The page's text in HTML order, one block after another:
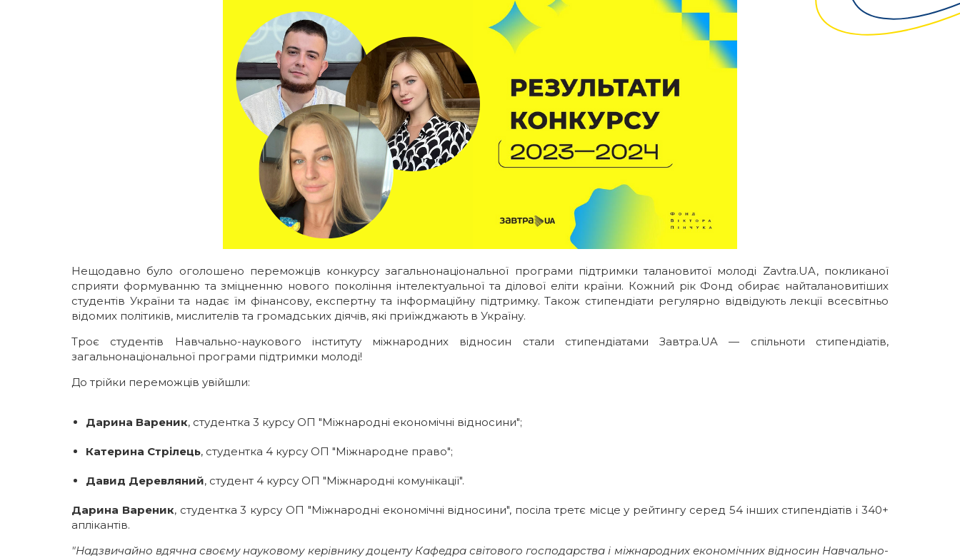
Нещодавно було оголошено переможців конкурсу загальнонаціональної програми підтримки талановитої молоді Zavtra.UA, покликаної
сприяти формуванню та зміцненню нового покоління інтелектуальної та ділової еліти країни. Кожний рік Фонд обирає найталановитіших
студентів України та надає їм фінансову, експертну та інформаційну підтримку. Також стипендіати регулярно відвідують лекції всесвітньо
відомих політиків, мислителів та громадських діячів, які приїжджають в Україну.
Троє студентів Навчально-наукового інституту міжнародних відносин стали стипендіатамиЗавтра.UA — спільноти стипендіатів,
загальнонаціональної програми підтримки молоді!
До трійки переможців увійшли:
Дарина Вареник, студентка 3 курсу ОП "Міжнародні економічні відносини";
Катерина Стрілець, студентка 4 курсу ОП "Міжнародне право";
Давид Деревляний, студент 4 курсу ОП "Міжнародні комунікації".
Дарина Вареник, студентка 3 курсу ОП "Міжнародні економічні відносини", посіла третє місце у рейтингу серед 54 інших стипендіатів і 340+
аплікантів.
"Надзвичайно вдячна своєму науковому керівнику доценту Кафедра світового господарства і міжнародних економічних відносин Навчально-
Школа молодого українського дипломата